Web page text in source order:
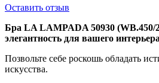
Оставить отзыв
Бра LA LAMPADA 50930 (WB.450/
элегантность для вашего интерьера
Позвольте себе роскошь обладать
искусства.